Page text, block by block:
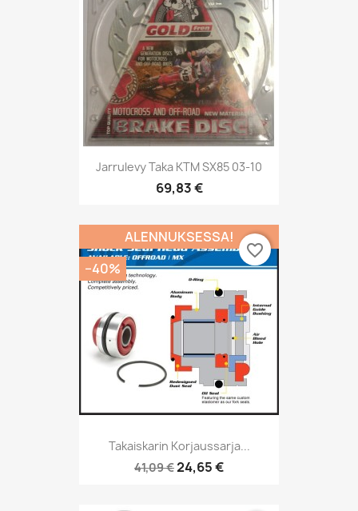
Jarrulevy Taka KTM SX85 03-10
69,83 €
Takaiskarin Korjaussarja...
41,09 €24,65 €
ALENNUKSESSA!
−40%
favorite_border